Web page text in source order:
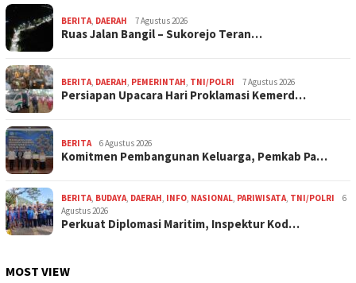
BERITA DAERAH 7 Agustus 2026
Ruas Jalan Bangil – Sukorejo Teran…
BERITA DAERAH PEMERINTAH TNI/POLRI 7 Agustus 2026
Persiapan Upacara Hari Proklamasi Kemerd…
BERITA 6 Agustus 2026
Komitmen Pembangunan Keluarga, Pemkab Pa…
BERITA BUDAYA DAERAH INFO NASIONAL PARIWISATA TNI/POLRI
6
Agustus 2026
Perkuat Diplomasi Maritim, Inspektur Kod…
MOST VIEW